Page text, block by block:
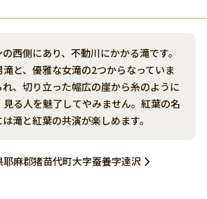
西側にあり、不動川にかかる滝です。
と、優雅な女滝の2つからなっていま
、切り立った幅広の崖から糸のように
る人を魅了してやみません。紅葉の名
滝と紅葉の共演が楽しめます。
耶麻郡猪苗代町大字蚕養字達沢